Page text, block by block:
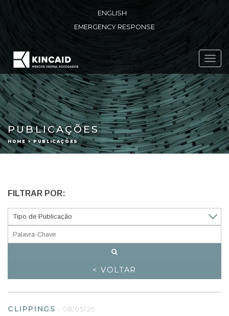
ENGLISH
EMERGENCY RESPONSE
PUBLICAÇÕES
HOME > PUBLICAÇÕES
FILTRAR POR:
< VOLTAR
CLIPPINGS -08/05/26